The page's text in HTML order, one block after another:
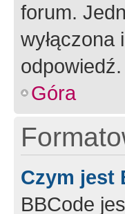
forum.
Góra
Czym jest
BBCode